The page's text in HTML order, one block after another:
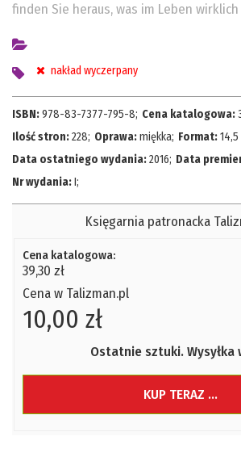
finden Sie heraus, was im Leben
nakład wyczerpany
ISBN:978-83-7377-795-8; Cena katalogowa:
Ilość stron:228; Oprawa:miękka; Format:14,5
Data ostatniego wydania:2016; Data
Nr wydania:I;
Księgarnia patronacka
Cena katalogowa:
39,30 zł
Cena w Talizman.pl
10,00 zł
Ostatnie sztuki. Wysyłka
KUP TERAZ ...